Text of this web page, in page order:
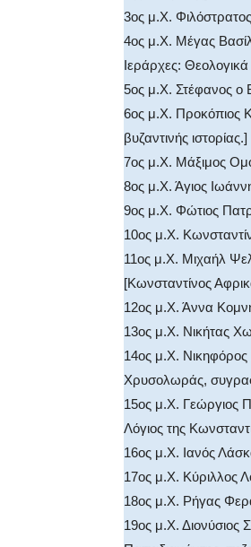
3ος μ.Χ.
4ος μ.Χ. Μέγας
Ιεράρχες: Θεολογικά
5ος μ.Χ. Στέφανος ο
6ος μ.Χ. Προκόπιος
βυζαντινής ιστορίας.]
7ος μ.Χ. Μάξιμος
8ος μ.Χ. Άγιος
9ος μ.Χ. Φώτιος
10ος μ.Χ.
11ος μ.Χ. Μιχαήλ
[Κωνσταντίνος
12ος μ.Χ. Άννα
13ος μ.Χ. Νικήτας
14ος μ.Χ. Νικηφόρος
Χρυσολωράς,
15ος μ.Χ. Γεώργιος
Λόγιος της
16ος μ.Χ. Ιανός
17ος μ.Χ. Κύριλλος
18ος μ.Χ. Ρήγας
19ος μ.Χ. Διονύσιος